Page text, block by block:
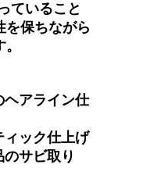
ていること
を保ちながら
ヘアライン仕
ィック仕上げ
サビ取り